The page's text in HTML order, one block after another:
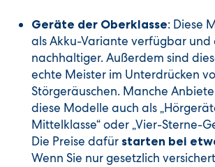
Geräte der Oberklasse: Diese
als Akku-Variante verfügbar
nachhaltiger. Außerdem sind
echte Meister im Unterdrücken
Störgeräuschen. Manche
diese Modelle auch als
Mittelklasse“ oder „Vier-Sterne-
Die Preise dafür starten bei
Wenn Sie nur gesetzlich